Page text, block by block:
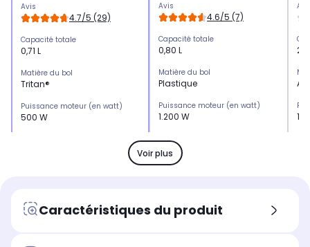
Avis
4.7/5 (29)
Capacité totale
0,71 L
Matière du bol
Tritan®
Puissance moteur (en watt)
500 W
Nombre de tours minutes maxi
Glace pilée
Oui
Avis
4.6/5 (7)
Capacité totale
0,80 L
Matière du bol
Plastique
Puissance moteur (en watt)
1.200 W
Nombre de tours minutes maxi
-
Glace pilée
-
Voir plus
Caractéristiques du produit